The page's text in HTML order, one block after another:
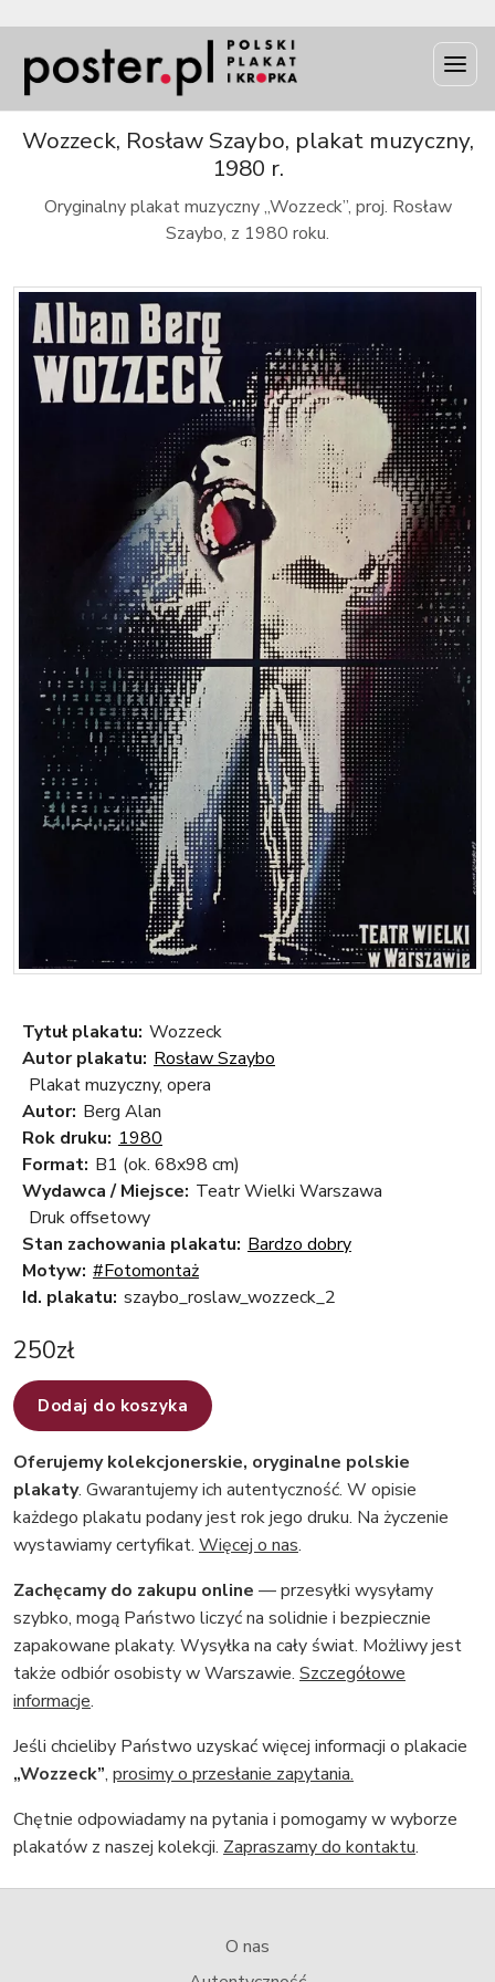
Wozzeck, Rosław Szaybo, plakat muzyczny,
1980 r.
Oryginalny plakat muzyczny „Wozzeck”, proj. Rosław
Szaybo, z 1980 roku.
Tytuł plakatu: Wozzeck
Autor plakatu: Rosław Szaybo
Plakat muzyczny, opera
Autor: Berg Alan
Rok druku: 1980
Format: B1 (ok. 68x98 cm)
Wydawca / Miejsce: Teatr Wielki Warszawa
Druk offsetowy
Stan zachowania plakatu: Bardzo dobry
Motyw: #Fotomontaż
Id. plakatu: szaybo_roslaw_wozzeck_2
250zł
Dodaj do koszyka
Oferujemy kolekcjonerskie, oryginalne polskie
plakaty. Gwarantujemy ich autentyczność. W opisie
każdego plakatu podany jest rok jego druku. Na życzenie
wystawiamy certyfikat. Więcej o nas.
Zachęcamy do zakupu online — przesyłki wysyłamy
szybko, mogą Państwo liczyć na solidnie i bezpiecznie
zapakowane plakaty. Wysyłka na cały świat. Możliwy jest
także odbiór osobisty w Warszawie. Szczegółowe
informacje.
Jeśli chcieliby Państwo uzyskać więcej informacji o plakacie
„Wozzeck”, prosimy o przesłanie zapytania.
Chętnie odpowiadamy na pytania i pomogamy w wyborze
plakatów z naszej kolekcji. Zapraszamy do kontaktu.
O nas